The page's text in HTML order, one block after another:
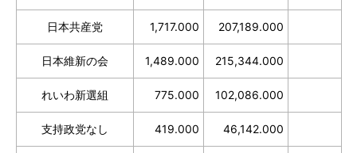
日本共産党 1,717.000 207,189.000
日本維新の会 1,489.000 215,344.000
れいわ新選組 775.000 102,086.000
支持政党なし 419.000 46,142.000